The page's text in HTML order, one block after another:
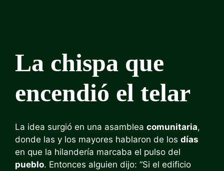
La chispa que
encendió el telar
La idea surgió en una asamblea comunitaria,
donde las y los mayores hablaron de los días
en que la hilandería marcaba el pulso del
pueblo. Entonces alguien dijo: “Si el edificio